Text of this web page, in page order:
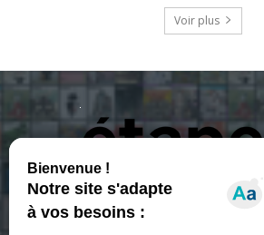
Voir plus
ETAPES : Magazine Média de référence